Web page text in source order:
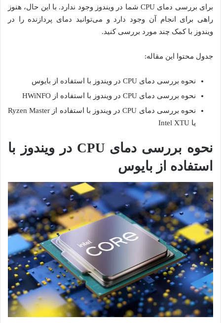
برای بررسی دمای CPU شما در ویندوز وجود ندارد. با این حال، هنوز
راهی برای انجام آن وجود دارد و می‌توانید دمای پردازنده را در
ویندوز با کمک چند مورد بررسی کنید.
جدول محتوا این مقاله:
نحوه بررسی دمای CPU در ویندوز با استفاده از بایوس
نحوه بررسی دمای CPU در ویندوز با استفاده از HWiNFO
نحوه بررسی دمای CPU در ویندوز با استفاده از Ryzen Master
یا Intel XTU
نحوه بررسی دمای CPU در ویندوز با
استفاده از بایوس